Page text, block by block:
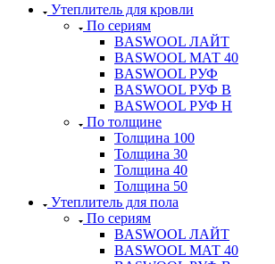
Утеплитель для кровли
По сериям
BASWOOL ЛАЙТ
BASWOOL МАТ 40
BASWOOL РУФ
BASWOOL РУФ В
BASWOOL РУФ Н
По толщине
Толщина 100
Толщина 30
Толщина 40
Толщина 50
Утеплитель для пола
По сериям
BASWOOL ЛАЙТ
BASWOOL МАТ 40